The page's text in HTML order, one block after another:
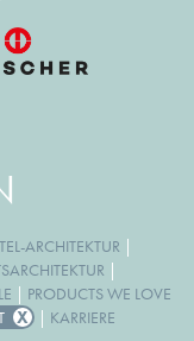
ARCHITEKTUR |
|
| PRODUCTS WE LOVE
| KARRIERE